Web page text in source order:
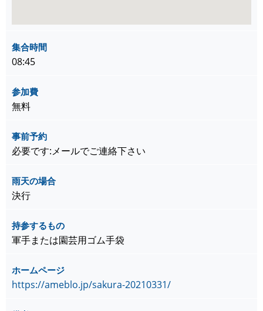
集合時間
08:45
参加費
無料
事前予約
必要です:メールでご連絡下さい
雨天の場合
決行
持参するもの
軍手または園芸用ゴム手袋
ホームページ
https://ameblo.jp/sakura-20210331/